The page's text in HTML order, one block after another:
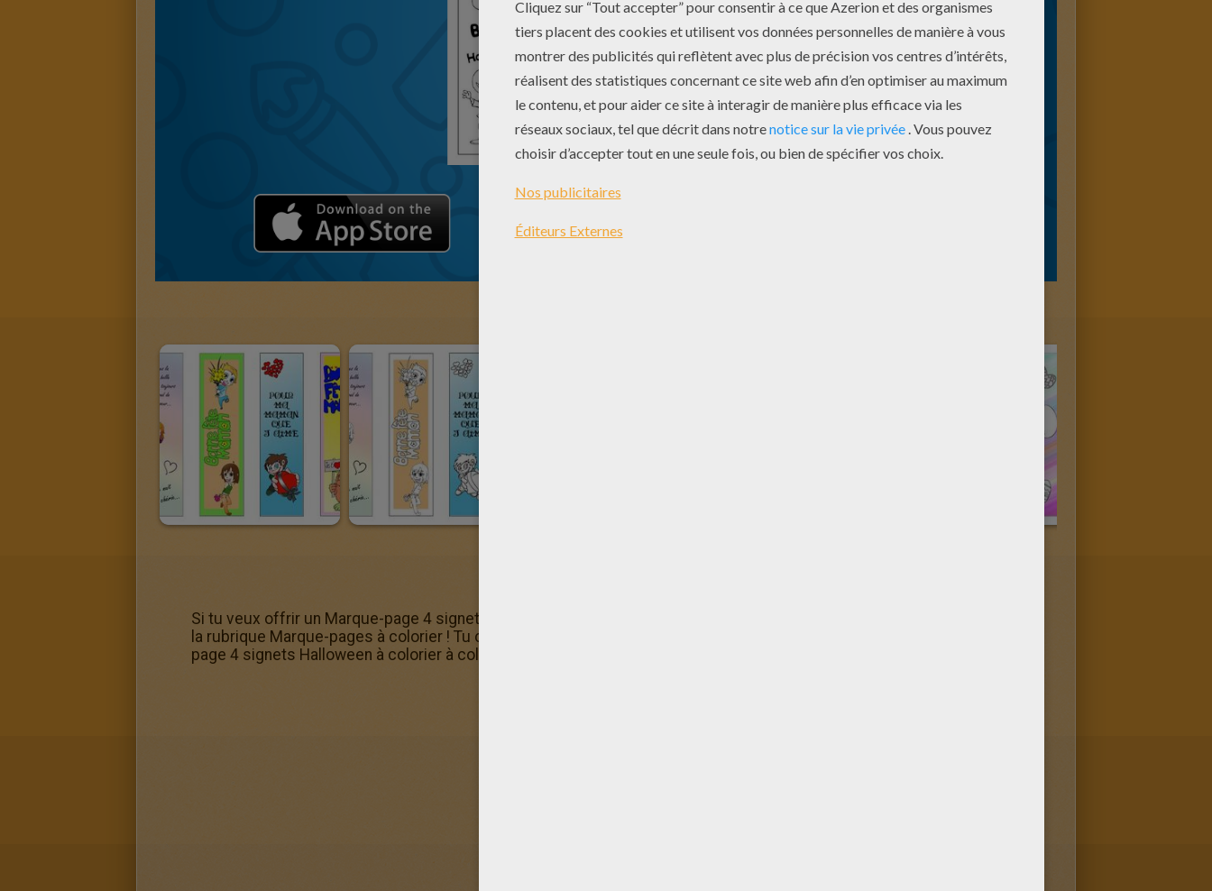
Si tu veux offrir un Marque-page 4 signets Halloween à colorier de Marque-pages à colorier à quelqu'un, va-vite dans
la rubrique Marque-pages à colorier ! Tu cherches des Marque-pages à colorier? Hellokids te propose le Marque-
page 4 signets Halloween à colorier à colorier en t'amusant! Tu pourras aussi l'imprimer.